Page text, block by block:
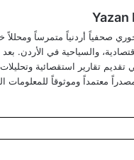
Yazan
والسياحية في الأردن.
معتمداً وموثوقاً للمعلومات